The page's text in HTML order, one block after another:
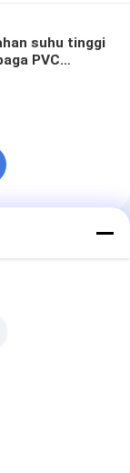
suhu tinggi
PVC